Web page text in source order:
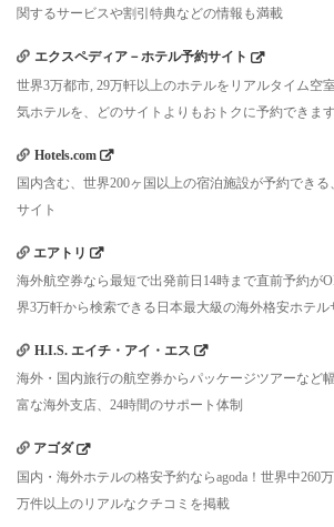
関するサービスや割引特典などの情報も満載
エクスペディア－ホテル予約サイト
世界3万都市, 29万軒以上のホテルをリアルタイム空
気ホテルを、どのサイトよりもおトクに予約できます
Hotels.com
国内含む、世界200ヶ国以上の宿泊施設が予約でき
サイト
エアトリ
海外航空券なら最短で出発前日14時まで直前予約が
界3万軒から検索できる日本最大級の海外格安ホテル
H.I.S. エイチ・アイ・エス
海外・国内旅行の航空券からパッケージツアーなど
富な海外支店、24時間のサポート体制
アゴダ
国内・海外ホテルの格安予約ならagoda！世界中260
万件以上のリアルなクチコミを掲載